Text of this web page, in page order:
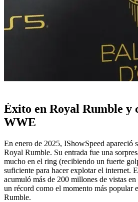
Éxito en Royal Rumble y
WWE
En enero de 2025, IShowSpeed apareció
Royal Rumble. Su entrada fue una
mucho en el ring (recibiendo un fuerte
suficiente para hacer explotar el internet.
acumuló más de 200 millones de vistas
un récord como el momento más popular
Rumble.